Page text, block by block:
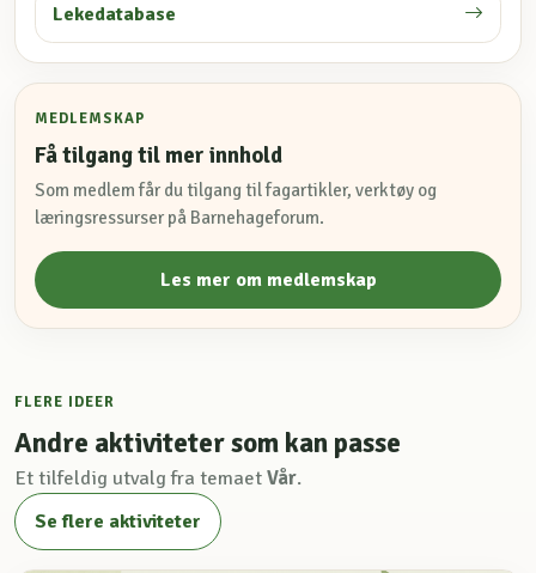
Lekedatabase
MEDLEMSKAP
Få tilgang til mer innhold
Som medlem får du tilgang til fagartikler, verktøy og
læringsressurser på Barnehageforum.
Les mer om medlemskap
FLERE IDEER
Andre aktiviteter som kan passe
Et tilfeldig utvalg fra temaet Vår.
Se flere aktiviteter